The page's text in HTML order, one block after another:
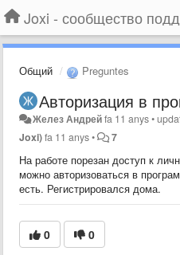
Общий Preguntes
Авторизация в
Желез Андрейfa 11 anys•
Joxi)fa 11 anys• 7
На работе порезан доступ к
можно авторизоваться в
есть. Регистрировался дома.
0 0